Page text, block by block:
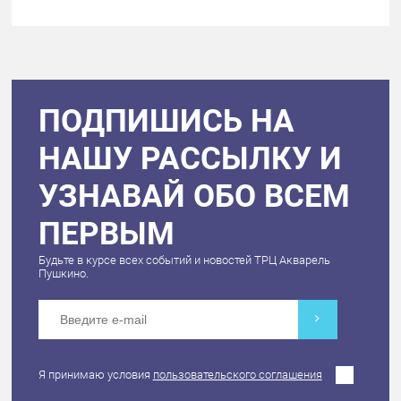
ПОДПИШИСЬ НА
НАШУ РАССЫЛКУ И
УЗНАВАЙ ОБО ВСЕМ
ПЕРВЫМ
Будьте в курсе всех событий и новостей ТРЦ Акварель
Пушкино.
Я принимаю условия пользовательского соглашения